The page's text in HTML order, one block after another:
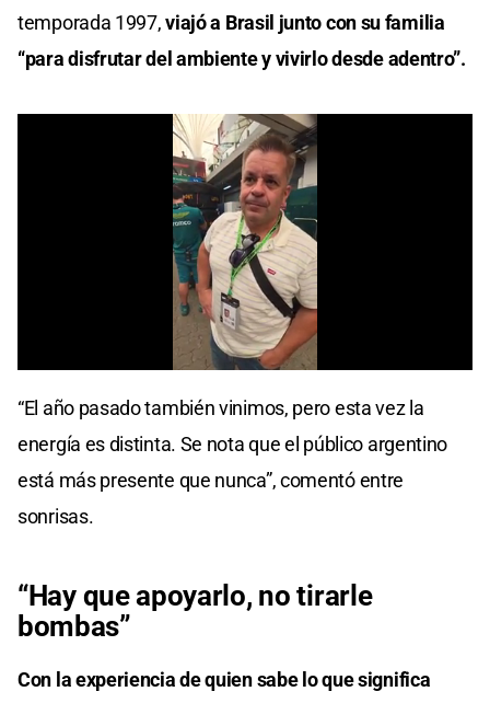
temporada 1997,viajó a Brasil junto con su familia
“para disfrutar del ambiente y vivirlo desde adentro”.
seconds
of
seconds
“El año pasado también vinimos, pero esta vez la
energía es distinta. Se nota que el público argentino
está más presente que nunca”, comentó entre
sonrisas.
“Hay que apoyarlo, no tirarle
bombas”
Con la experiencia de quien sabe lo que significa